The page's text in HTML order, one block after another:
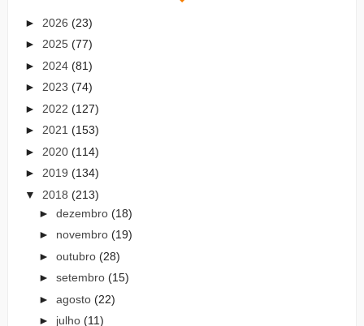
► 2026 (23)
► 2025 (77)
► 2024 (81)
► 2023 (74)
► 2022 (127)
► 2021 (153)
► 2020 (114)
► 2019 (134)
▼ 2018 (213)
► dezembro (18)
► novembro (19)
► outubro (28)
► setembro (15)
► agosto (22)
► julho (11)